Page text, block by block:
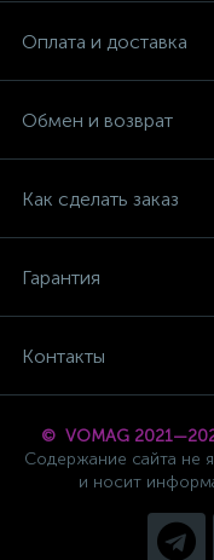
Оплата и доставка
Обмен и возврат
Как сделать заказ
Гарантия
Контакты
© VOMAG
Содержание сайта не
и носит